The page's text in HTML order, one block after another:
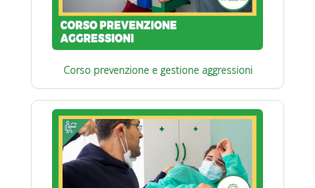
Corso prevenzione e gestione aggressioni